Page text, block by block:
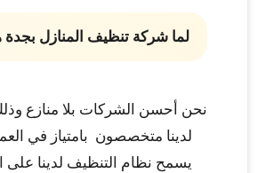
لما شركة تنظيف المنازل بجدة
نحن أحسن الشركات بلا منازع
لدينا متخصصون بامتياز في
يسمح نظام التنظيف لدينا